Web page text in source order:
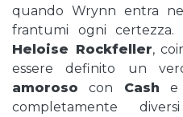
quando Wrynn entra
frantumi ogni
Heloise Rockfeller,
essere definito un
amoroso con Cash e
completamente